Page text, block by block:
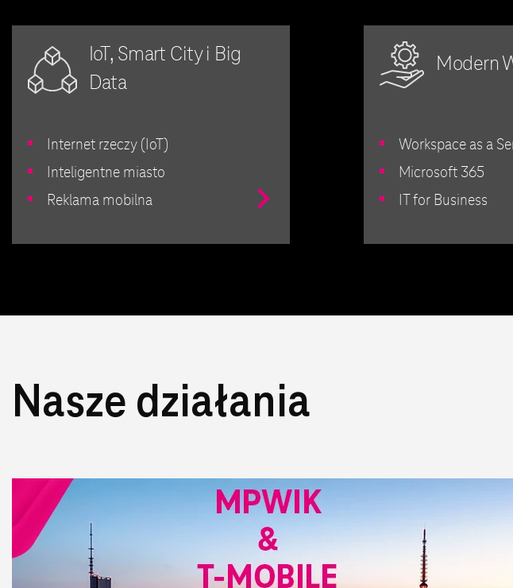
IoT, Smart City i Big
Data
Internet rzeczy (IoT)
Inteligentne miasto
Reklama mobilna
Przejdź
do
Modern
Workspace as a
Microsoft 365
IT for Business
Nasze działania